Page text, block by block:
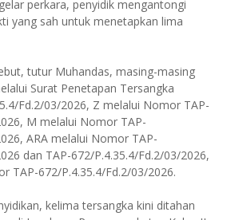
perkara, penyidik mengantongi
yang sah untuk menetapkan lima
tutur Muhandas, masing-masing
Surat Penetapan Tersangka
Fd.2/03/2026, Z melalui Nomor TAP-
M melalui Nomor TAP-
ARA melalui Nomor TAP-
dan TAP-672/P.4.35.4/Fd.2/03/2026,
TAP-672/P.4.35.4/Fd.2/03/2026.
kelima tersangka kini ditahan